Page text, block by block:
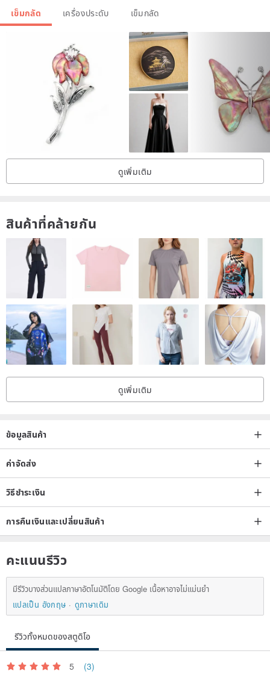
เข็มกลัด เครื่องประดับ เข็มกลัด
ดูเพิ่มเติม
สินค้าที่คล้ายกัน
ดูเพิ่มเติม
ข้อมูลสินค้า
ค่าจัดส่ง
วิธีชำระเงิน
การคืนเงินและเปลี่ยนสินค้า
คะแนนรีวิว
มีรีวิวบางส่วนแปลภาษาอัตโนมัติโดย Google เนื้อหาอาจไม่แม่นยำ
แปลเป็น อังกฤษ
ดูภาษาเดิม
รีวิวทั้งหมดของสตูดิโอ
5 (3)